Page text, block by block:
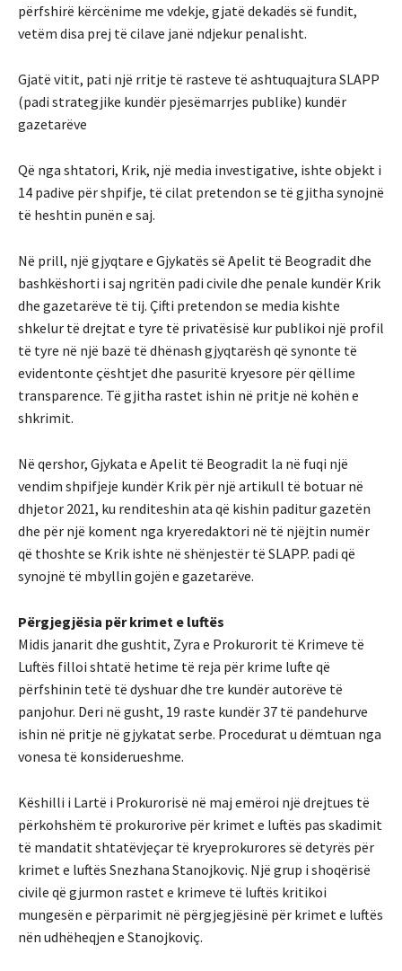
përfshirë kërcënime me vdekje, gjatë dekadës së fundit,
vetëm disa prej të cilave janë ndjekur penalisht.
Gjatë vitit, pati një rritje të rasteve të ashtuquajtura SLAPP
(padi strategjike kundër pjesëmarrjes publike) kundër
gazetarëve
Që nga shtatori, Krik, një media investigative, ishte objekt i
14 padive për shpifje, të cilat pretendon se të gjitha synojnë
të heshtin punën e saj.
Në prill, një gjyqtare e Gjykatës së Apelit të Beogradit dhe
bashkëshorti i saj ngritën padi civile dhe penale kundër Krik
dhe gazetarëve të tij. Çifti pretendon se media kishte
shkelur të drejtat e tyre të privatësisë kur publikoi një profil
të tyre në një bazë të dhënash gjyqtarësh që synonte të
evidentonte çështjet dhe pasuritë kryesore për qëllime
transparence. Të gjitha rastet ishin në pritje në kohën e
shkrimit.
Në qershor, Gjykata e Apelit të Beogradit la në fuqi një
vendim shpifjeje kundër Krik për një artikull të botuar në
dhjetor 2021, ku renditeshin ata që kishin paditur gazetën
dhe për një koment nga kryeredaktori në të njëjtin numër
që thoshte se Krik ishte në shënjestër të SLAPP. padi që
synojnë të mbyllin gojën e gazetarëve.
Përgjegjësia për krimet e luftës
Midis janarit dhe gushtit, Zyra e Prokurorit të Krimeve të
Luftës filloi shtatë hetime të reja për krime lufte që
përfshinin tetë të dyshuar dhe tre kundër autorëve të
panjohur. Deri në gusht, 19 raste kundër 37 të pandehurve
ishin në pritje në gjykatat serbe. Procedurat u dëmtuan nga
vonesa të konsiderueshme.
Këshilli i Lartë i Prokurorisë në maj emëroi një drejtues të
përkohshëm të prokurorive për krimet e luftës pas skadimit
të mandatit shtatëvjeçar të kryeprokurores së detyrës për
krimet e luftës Snezhana Stanojkoviç. Një grup i shoqërisë
civile që gjurmon rastet e krimeve të luftës kritikoi
mungesën e përparimit në përgjegjësinë për krimet e luftës
nën udhëheqjen e Stanojkoviç.